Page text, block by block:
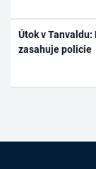
Útok v
zasahuje policie